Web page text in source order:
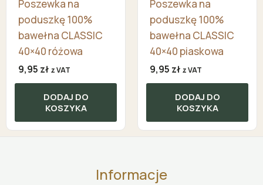
Poszewka na
poduszkę 100%
bawełna CLASSIC
40×40 różowa
9,95 zł z VAT
DODAJ DO
KOSZYKA
Poszewka na
poduszkę 100%
bawełna CLASSIC
40×40 piaskowa
9,95 zł z VAT
DODAJ DO
KOSZYKA
Informacje